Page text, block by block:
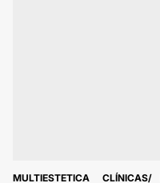
MULTIESTETICA CLÍNICAS